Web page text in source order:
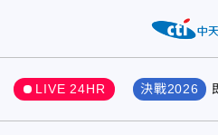
LIVE 24HR 決戰2026